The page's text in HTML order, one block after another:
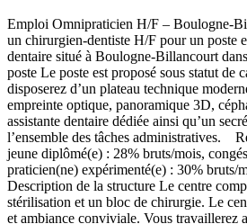
Emploi Omnipraticien H/F – Boulogne-
un chirurgien-dentiste H/F pour un poste
dentaire situé à Boulogne-Billancourt
poste Le poste est proposé sous statut de
disposerez d’un plateau technique
empreinte optique, panoramique 3D,
assistante dentaire dédiée ainsi qu’un
l’ensemble des tâches administratives.
jeune diplômé(e) : 28% bruts/mois,
praticien(ne) expérimenté(e) : 30% bruts/
Description de la structure Le centre
stérilisation et un bloc de chirurgie. Le
et ambiance conviviale. Vous travaillerez